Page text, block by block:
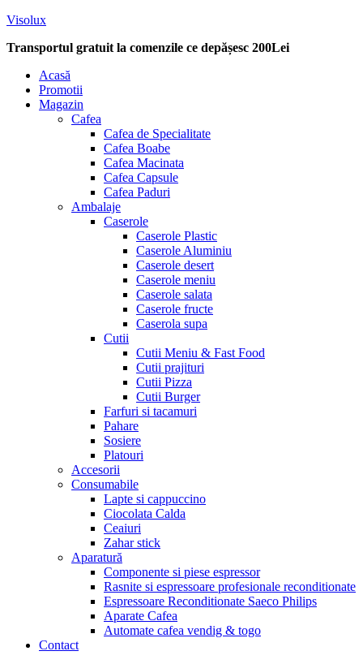
Visolux
Transportul gratuit la comenzile ce depășesc 200Lei
Menu
Acasă
Promotii
Magazin
Cafea
Cafea de Specialitate
Cafea Boabe
Cafea Macinata
Cafea Capsule
Cafea Paduri
Ambalaje
Caserole
Caserole Plastic
Caserole Aluminiu
Caserole desert
Caserole meniu
Caserole salata
Caserole fructe
Caserola supa
Cutii
Cutii Meniu & Fast Food
Cutii prajituri
Cutii Pizza
Cutii Burger
Farfuri si tacamuri
Pahare
Sosiere
Platouri
Accesorii
Consumabile
Lapte si cappuccino
Ciocolata Calda
Ceaiuri
Zahar stick
Aparatură
Componente si piese espressor
Rasnite si espressoare profesionale reconditionate
Espressoare Reconditionate Saeco Philips
Aparate Cafea
Automate cafea vendig & togo
Contact